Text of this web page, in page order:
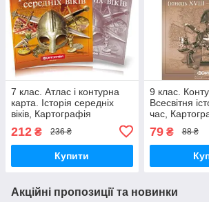
7 клас. Атлас і контурна
карта. Історія середніх
віків, Картографія
212 ₴ 236 ₴
Купити
9 клас.
Всесвітня
час,
79₴ 88 ₴
Акційні пропозиції та новинки